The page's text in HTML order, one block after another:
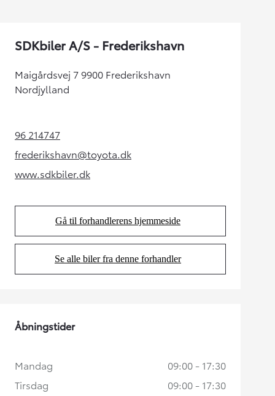
SDKbiler A/S - Frederikshavn
Maigårdsvej 7 9900 Frederikshavn
Nordjylland
96 214747(Opens in new tab)
frederikshavn@toyota.dk
(Opens in new tab)
www.sdkbiler.dk(Opens in new tab)
Gå til forhandlerens hjemmeside
(Opens in new tab)
Se alle biler fra denne forhandler
(Opens in new tab)
Åbningstider
Mandag
09:00 - 17:30
Tirsdag
09:00 - 17:30